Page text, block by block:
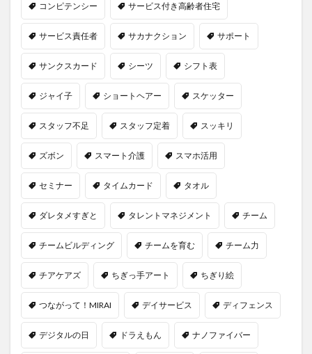
コンピテンシー サービス付き高齢者住宅
サービス責任者 サカナクション サポート
サンクスカード シーツ シフト表
ジャイ子 ショートヘアー スケッター
スタッフ不足 スタッフ定着 スッキリ
ズボン スマート介護 スマホ活用
セミナー タイムカード タオル
ダレタメすぎと タレントマネジメント チーム
チームビルディング チームを育む チーム力
チアケアズ ちぎっ手アート ちぎり絵
つながって！MIRAI デイサービス ディフェンス
デジタルの日 ドラえもん ナノファイバー
ハンドソープ
ビジネスマインド
ビジネス哲学
ひび
髪色
検索